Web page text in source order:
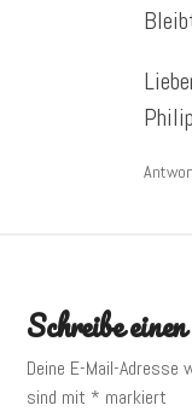
Schreibe
Deine E-Mail-
sind mit * markiert